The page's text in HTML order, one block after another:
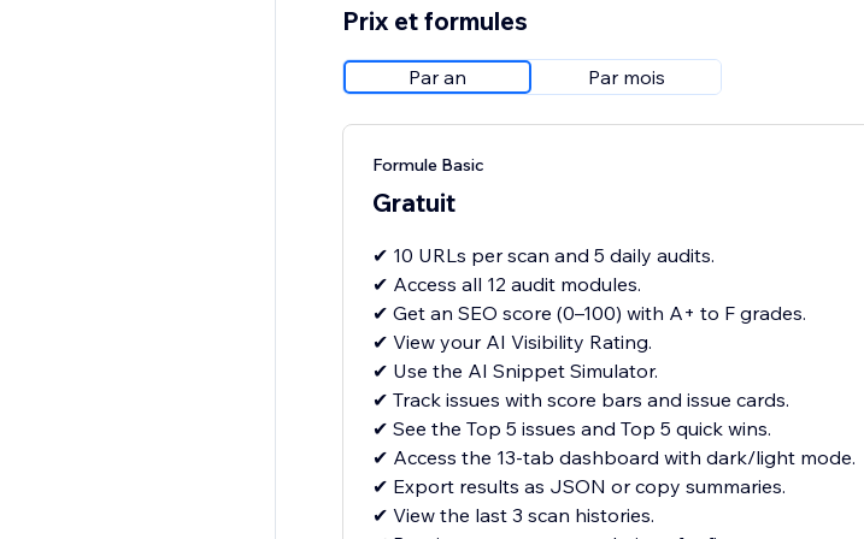
Prix et formules
Par an Par mois
Formule Basic
Gratuit
✔ 10 URLs per scan and 5 daily audits.
✔ Access all 12 audit modules.
✔ Get an SEO score (0–100) with A+ to F grades.
✔ View your AI Visibility Rating.
✔ Use the AI Snippet Simulator.
✔ Track issues with score bars and issue cards.
✔ See the Top 5 issues and Top 5 quick wins.
✔ Access the 13-tab dashboard with dark/light mode.
✔ Export results as JSON or copy summaries.
✔ View the last 3 scan histories.